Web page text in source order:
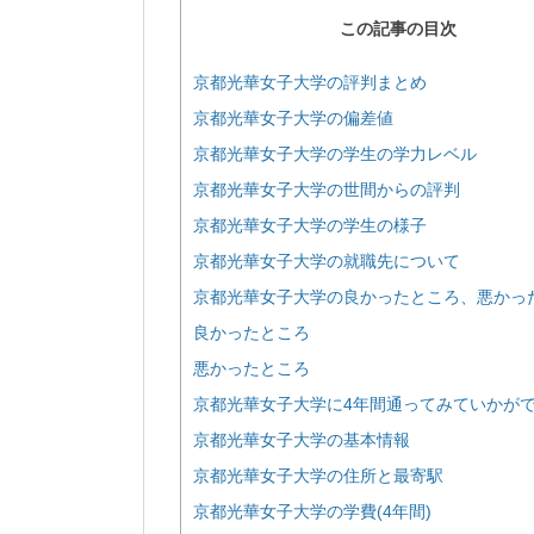
この記事の目次
京都光華女子大学の評判まとめ
京都光華女子大学の偏差値
京都光華女子大学の学生の学力レベル
京都光華女子大学の世間からの評判
京都光華女子大学の学生の様子
京都光華女子大学の就職先について
京都光華女子大学の良かったところ、悪かっ
良かったところ
悪かったところ
京都光華女子大学に4年間通ってみていかが
京都光華女子大学の基本情報
京都光華女子大学の住所と最寄駅
京都光華女子大学の学費(4年間)